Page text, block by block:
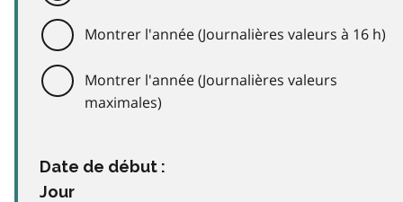
Montrer l'année (Journalières valeurs à 16 h)
Montrer l'année (Journalières valeurs
maximales)
Date de début :
Jour